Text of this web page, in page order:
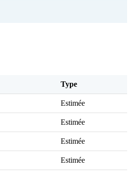
Type
Estimée
Estimée
Estimée
Estimée